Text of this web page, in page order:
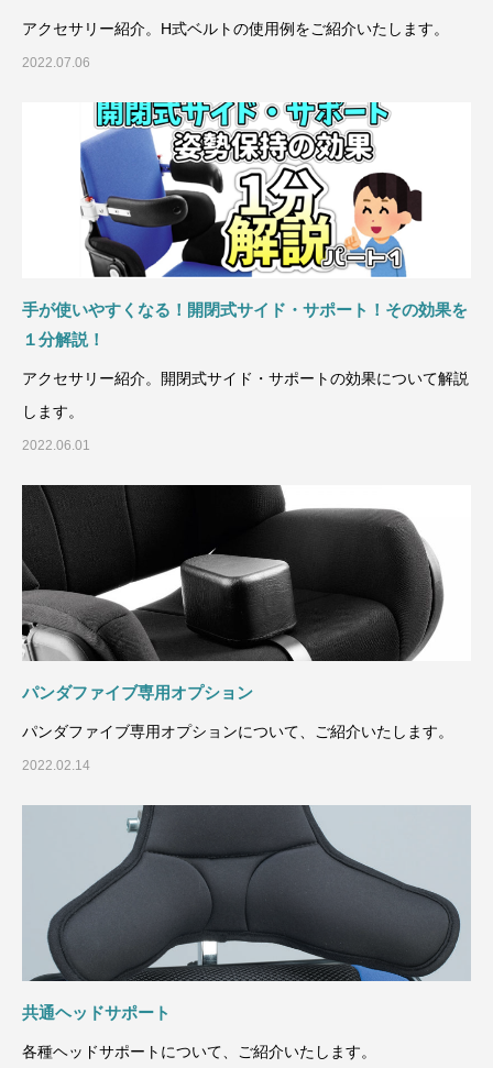
アクセサリー紹介。H式ベルトの使用例をご紹介いたします。
2022.07.06
手が使いやすくなる！開閉式サイド・サポート！その効果を
１分解説！
アクセサリー紹介。開閉式サイド・サポートの効果について解説
します。
2022.06.01
パンダファイブ専用オプション
パンダファイブ専用オプションについて、ご紹介いたします。
2022.02.14
共通ヘッドサポート
各種ヘッドサポートについて、ご紹介いたします。